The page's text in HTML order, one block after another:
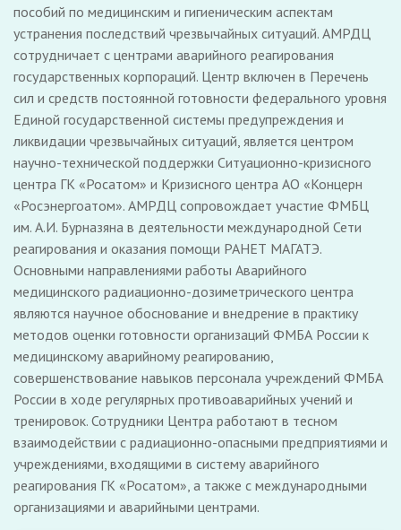
пособий по медицинским и гигиеническим аспектам
устранения последствий чрезвычайных ситуаций. АМРДЦ
сотрудничает с центрами аварийного реагирования
государственных корпораций. Центр включен в Перечень
сил и средств постоянной готовности федерального уровня
Единой государственной системы предупреждения и
ликвидации чрезвычайных ситуаций, является центром
научно-технической поддержки Ситуационно-кризисного
центра ГК «Росатом» и Кризисного центра АО «Концерн
«Росэнергоатом». АМРДЦ сопровождает участие ФМБЦ
им. А.И. Бурназяна в деятельности международной Сети
реагирования и оказания помощи РАНЕТ МАГАТЭ.
Основными направлениями работы Аварийного
медицинского радиационно-дозиметрического центра
являются научное обоснование и внедрение в практику
методов оценки готовности организаций ФМБА России к
медицинскому аварийному реагированию,
совершенствование навыков персонала учреждений ФМБА
России в ходе регулярных противоаварийных учений и
тренировок. Сотрудники Центра работают в тесном
взаимодействии с радиационно-опасными предприятиями и
учреждениями, входящими в систему аварийного
реагирования ГК «Росатом», а также с международными
организациями и аварийными центрами.